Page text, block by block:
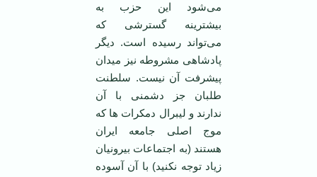
می‌شود این حزب به
بیشترینه گسترشی که
می‌تواند رسیده است. دیگر
پادشاهی مشروطه نیز میدان
پیشرفت آن نیست. سلطنت
طلبان جز دشمنی با آن
ندارند و لیبرال دمکرات ها که
موج اصلی جامعه ایران
هستند (به اجتماعات بیرونیان
زیاد توجه نکنید) با آن آسوده